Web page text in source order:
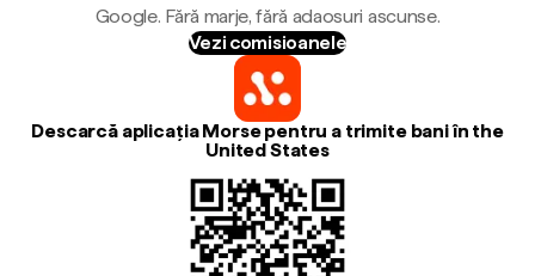
Google. Fără marje, fără adaosuri ascunse.
Vezi comisioanele
Descarcă aplicația Morse pentru a trimite bani în the
United States